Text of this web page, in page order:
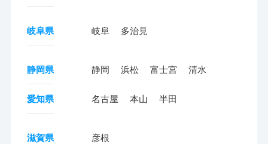
岐阜県 岐阜 多治見
静岡県 静岡 浜松 富士宮 清水
愛知県 名古屋 本山 半田
滋賀県 彦根